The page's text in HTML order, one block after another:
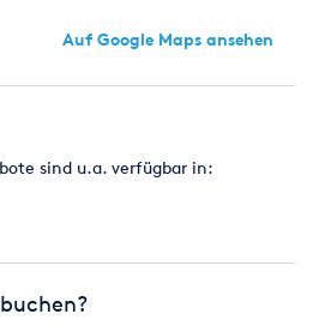
Auf Google Maps ansehen
sind u.a. verfügbar in: